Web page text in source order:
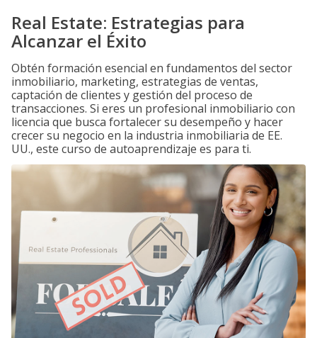
Real Estate: Estrategias para
Alcanzar el Éxito
Obtén formación esencial en fundamentos del sector
inmobiliario, marketing, estrategias de ventas,
captación de clientes y gestión del proceso de
transacciones. Si eres un profesional inmobiliario con
licencia que busca fortalecer su desempeño y hacer
crecer su negocio en la industria inmobiliaria de EE.
UU., este curso de autoaprendizaje es para ti.